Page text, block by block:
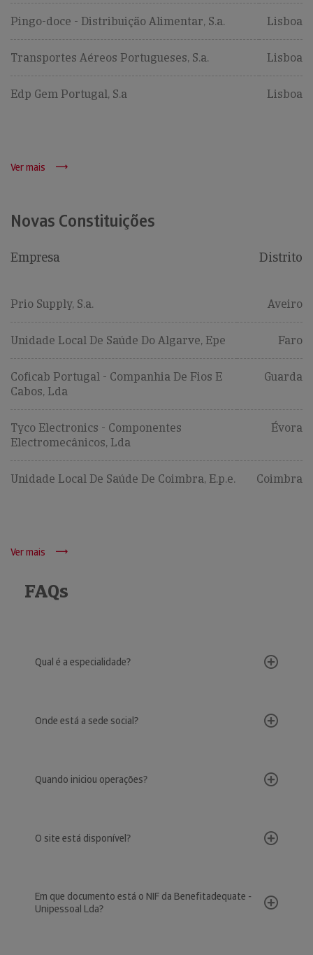
Pingo-doce - Distribuição Alimentar, S.a. Lisboa
Transportes Aéreos Portugueses, S.a. Lisboa
Edp Gem Portugal, S.a Lisboa
Ver mais
Novas Constituições
Empresa Distrito
Prio Supply, S.a. Aveiro
Unidade Local De Saúde Do Algarve, Epe Faro
Coficab Portugal - Companhia De Fios E
Cabos, Lda
Guarda
Tyco Electronics - Componentes
Electromecânicos, Lda
Évora
Unidade Local De Saúde De Coimbra, E.p.e. Coimbra
Ver mais
FAQs
Qual é a especialidade?
Onde está a sede social?
Quando iniciou operações?
O site está disponível?
Em que documento está o NIF da Benefitadequate -
Unipessoal Lda?